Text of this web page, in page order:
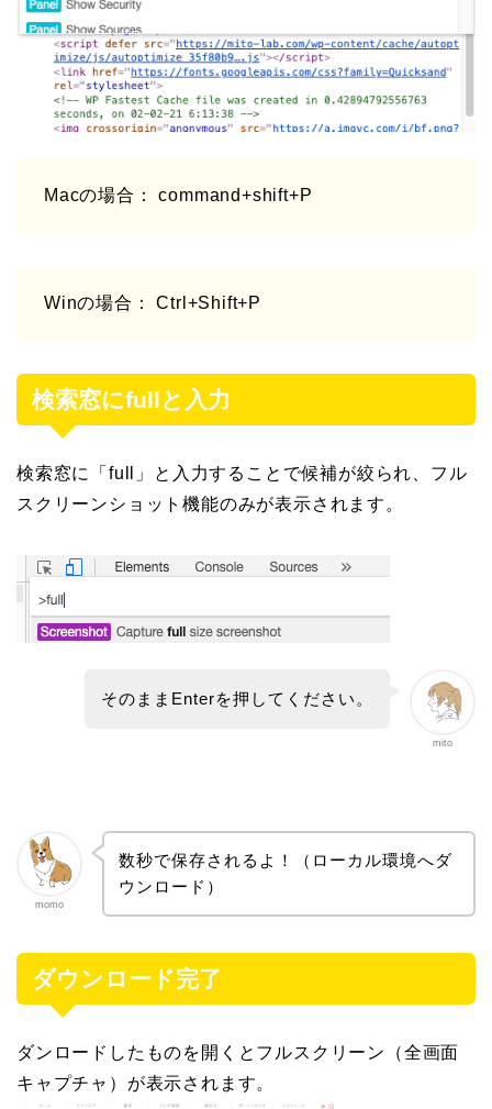
Macの場合： command+shift+P
Winの場合： Ctrl+Shift+P
検索窓にfullと入力
検索窓に「full」と入力することで候補が絞られ、フル
スクリーンショット機能のみが表示されます。
mito
そのままEnterを押してください。
momo
数秒で保存されるよ！（ローカル環境へダ
ウンロード）
ダウンロード完了
ダンロードしたものを開くとフルスクリーン（全画面
キャプチャ）が表示されます。